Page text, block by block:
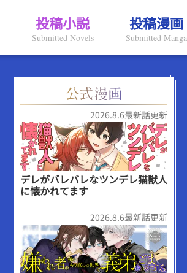
投稿小説
Submitted Novels
投稿漫画
Submitted Manga
2026.8.6最新話更新
デレがバレバレなツンデレ猫獣人
に懐かれてます
2026.8.6最新話更新